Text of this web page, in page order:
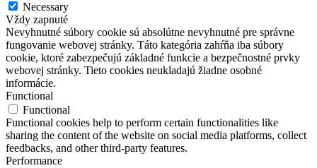
Necessary
Vždy zapnuté
Nevyhnutné súbory cookie sú absolútne nevyhnutné pre správne
fungovanie webovej stránky. Táto kategória zahŕňa iba súbory
cookie, ktoré zabezpečujú základné funkcie a bezpečnostné prvky
webovej stránky. Tieto cookies neukladajú žiadne osobné
informácie.
Functional
Functional
Functional cookies help to perform certain functionalities like
sharing the content of the website on social media platforms, collect
feedbacks, and other third-party features.
Performance